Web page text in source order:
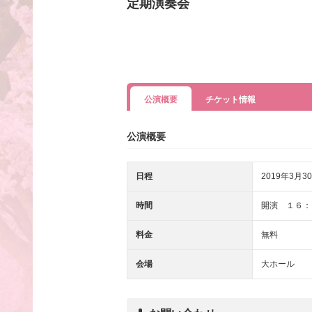
定期演奏会
公演概要 チケット情報
公演概要
日程 2019年3月
時間 開演 １６：
料金 無料
会場 大ホール